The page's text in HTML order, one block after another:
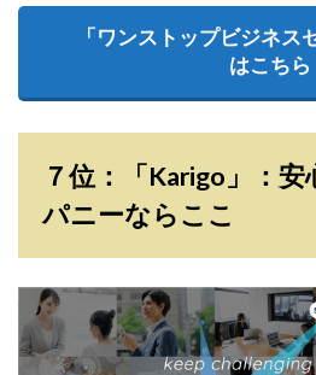
「ワンストップビジネス
はこちら
７位：「Karigo」：
パニーならここ